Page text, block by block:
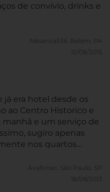
de convívio, drinks e
fabianoa536.
Belém, PA
12/08/2015
era hotel desde os
ao Centro Historico e
manhã e um serviço de
sugiro apenas
nos quartos
Avafonso.
São Paulo, SP
18/09/2013